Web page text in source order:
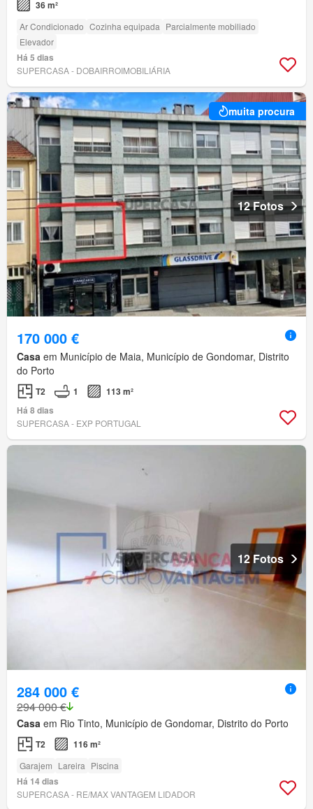
36 m²
Ar Condicionado Cozinha equipada Parcialmente mobiliado
Elevador
Há 5 dias
SUPERCASA - DOBAIRROIMOBILIÁRIA
muita procura
12 Fotos
170 000 €
Casa em Município de Maia, Município de Gondomar, Distrito
do Porto
T2 1
113 m²
Há 8 dias
SUPERCASA - EXP PORTUGAL
12 Fotos
284 000 €
294 000 €
Casa em Rio Tinto, Município de Gondomar, Distrito do Porto
T2 116 m²
Garajem Lareira Piscina
Há 14 dias
SUPERCASA - RE/MAX VANTAGEM LIDADOR